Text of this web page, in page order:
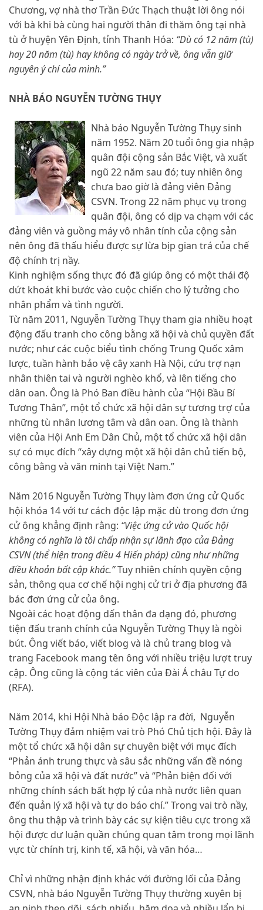
Chương, vợ nhà thơ Trần Đức Thạch thuật lời ông nói
với bà khi bà cùng hai người thân đi thăm ông tại nhà
tù ở huyện Yên Định, tỉnh Thanh Hóa: “Dù có 12 năm (tù)
hay 20 năm (tù) hay không có ngày trở về, ông vẫn giữ
nguyên ý chí của mình.”
NHÀ BÁO NGUYỄN TƯỜNG THỤY
Nhà báo Nguyễn Tường Thụy sinh
năm 1952. Năm 20 tuổi ông gia nhập
quân đội cộng sản Bắc Việt, và xuất
ngũ 22 năm sau đó; tuy nhiên ông
chưa bao giờ là đảng viên Đảng
CSVN. Trong 22 năm phục vụ trong
quân đội, ông có dịp va chạm với các
đảng viên và guồng máy vô nhân tính của cộng sản
nên ông đã thấu hiểu được sự lừa bịp gian trá của chế
độ chính trị nầy.
Kinh nghiệm sống thực đó đã giúp ông có một thái độ
dứt khoát khi bước vào cuộc chiến cho lý tưởng cho
nhân phẩm và tình người.
Từ năm 2011, Nguyễn Tường Thụy tham gia nhiều hoạt
động đấu tranh cho công bằng xã hội và chủ quyền đất
nước; như các cuộc biểu tình chống Trung Quốc xâm
lược, tuần hành bảo vệ cây xanh Hà Nội, cứu trợ nạn
nhân thiên tai và người nghèo khổ, và lên tiếng cho
dân oan. Ông là Phó Ban điều hành của “Hội Bầu Bí
Tương Thân”, một tổ chức xã hội dân sự tương trợ của
những tù nhân lương tâm và dân oan. Ông là thành
viên của Hội Anh Em Dân Chủ, một tổ chức xã hội dân
sự có mục đích “xây dựng một xã hội dân chủ tiến bộ,
công bằng và văn minh tại Việt Nam.”
Năm 2016 Nguyễn Tường Thụy làm đơn ứng cử Quốc
hội khóa 14 với tư cách độc lập mặc dù trong đơn ứng
cử ông khẳng định rằng: “Việc ứng cử vào Quốc hội
không có nghĩa là tôi chấp nhận sự lãnh đạo của Đảng
CSVN (thể hiện trong điều 4 Hiến pháp) cũng như những
điều khoản bất cập khác.”Tuy nhiên chính quyền cộng
sản, thông qua cơ chế hội nghị cử tri ở địa phương đã
bác đơn ứng cử của ông.
Ngoài các hoạt động dấn thân đa dạng đó, phương
tiện đấu tranh chính của Nguyễn Tường Thụy là ngòi
bút. Ông viết báo, viết blog và là chủ trang blog và
trang Facebook mang tên ông với nhiều triệu lượt truy
cập. Ông cũng là cộng tác viên của Đài Á châu Tự do
(RFA).
Năm 2014, khi Hội Nhà báo Độc lập ra đời, Nguyễn
Tường Thụy đảm nhiệm vai trò Phó Chủ tịch hội. Đây là
một tổ chức xã hội dân sự chuyên biệt với mục đích
“Phản ánh trung thực và sâu sắc những vấn đề nóng
bỏng của xã hội và đất nước” và “Phản biện đối với
những chính sách bất hợp lý của nhà nước liên quan
đến quản lý xã hội và tự do báo chí.” Trong vai trò nầy,
ông thu thập và trình bày các sự kiện tiêu cực trong xã
hội được dư luận quần chúng quan tâm trong mọi lãnh
vực từ chính trị, kinh tế, xã hội, và văn hóa…
Chỉ vì những nhận định khác với đường lối của Đảng
CSVN, nhà báo Nguyễn Tường Thụy thường xuyên bị